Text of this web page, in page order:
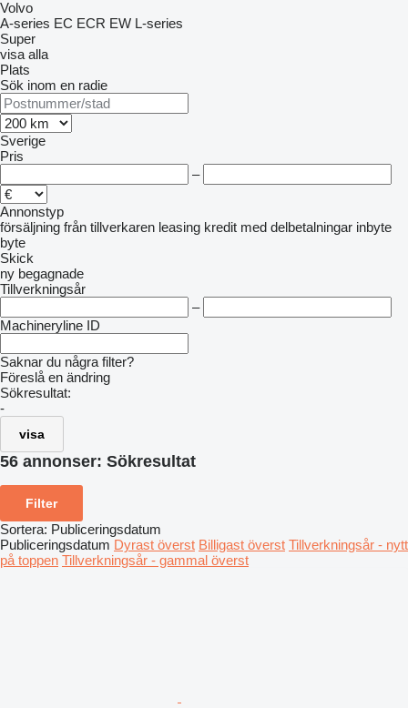
Volvo
A-series EC ECR EW L-series
Super
visa alla
Plats
Sök inom en radie
Sverige
Pris
–
Annonstyp
försäljning från tillverkaren leasing kredit med delbetalningar inbyte
byte
Skick
ny begagnade
Tillverkningsår
–
Machineryline ID
Saknar du några filter?
Föreslå en ändring
Sökresultat:
-
visa
56 annonser: Sökresultat
Filter
Sortera: Publiceringsdatum
Publiceringsdatum Dyrast överst Billigast överst Tillverkningsår - nytt
på toppen Tillverkningsår - gammal överst